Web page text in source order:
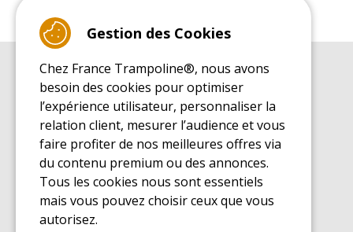
GUIDE D'ACHAT
Guide d'achat pour les trampolines de loisirs
GUIDE DE MONTAGE
Guide de montage pour les trampolines de loisirs
GUIDE D'ENTRETIEN
Guide d'entretien des trampolines de loisirs
GUIDE DÉCOUVERTE
Guide de découverte des trampolines de loisirs
GUIDE D'ACHAT PIÈCES DE RECHANGE
Gestion des Cookies
Chez France Trampoline®, nous avons
besoin des cookies pour optimiser
l’expérience utilisateur, personnaliser la
relation client, mesurer l’audience et vous
faire profiter de nos meilleures offres via
du contenu premium ou des annonces.
Tous les cookies nous sont essentiels
mais vous pouvez choisir ceux que vous
autorisez.